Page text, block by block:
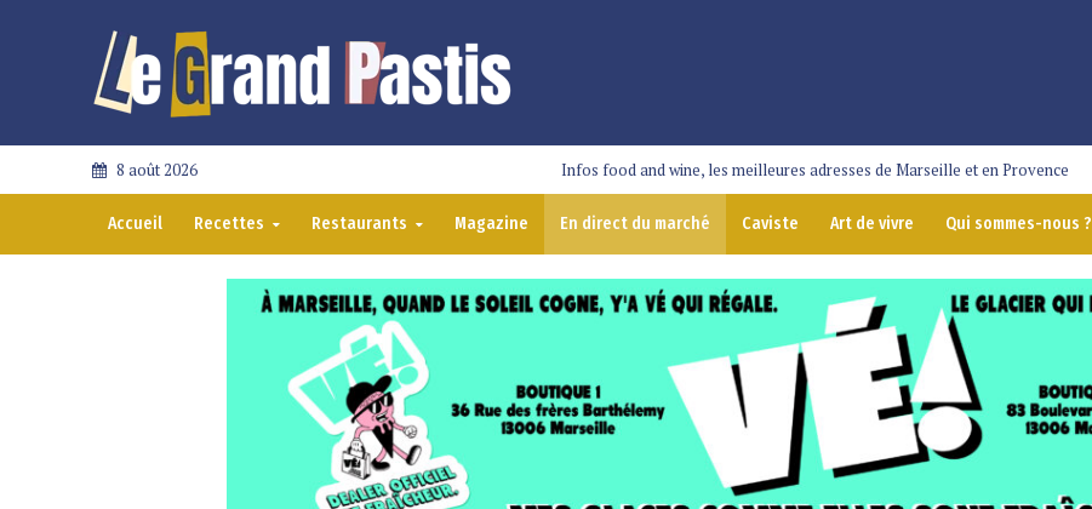
8 août 2026 Infos food and wine, les meilleures adresses de Marseille et en Provence
Accueil Recettes Restaurants Magazine En direct du marché Caviste Art de vivre Qui sommes-nous ?